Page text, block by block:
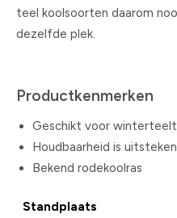
teel koolsoorten daarom
dezelfde plek.
Productkenmerken
Geschikt voor winterteelt
Houdbaarheid is
Bekend rodekoolras
Standplaats